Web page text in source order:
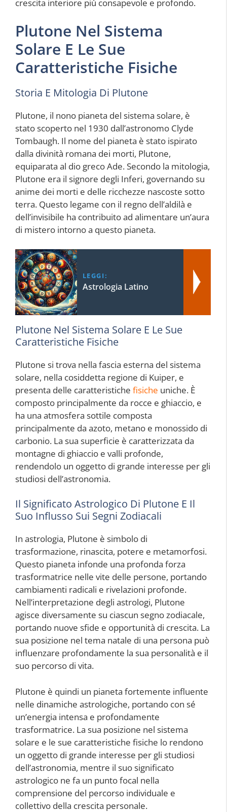
crescita interiore più consapevole e profondo.
Plutone Nel Sistema
Solare E Le Sue
Caratteristiche Fisiche
Storia E Mitologia Di Plutone
Plutone, il nono pianeta del sistema solare, è
stato scoperto nel 1930 dall’astronomo Clyde
Tombaugh. Il nome del pianeta è stato ispirato
dalla divinità romana dei morti, Plutone,
equiparata al dio greco Ade. Secondo la mitologia,
Plutone era il signore degli Inferi, governando su
anime dei morti e delle ricchezze nascoste sotto
terra. Questo legame con il regno dell’aldilà e
dell’invisibile ha contribuito ad alimentare un’aura
di mistero intorno a questo pianeta.
LEGGI:
Astrologia Latino
Plutone Nel Sistema Solare E Le Sue
Caratteristiche Fisiche
Plutone si trova nella fascia esterna del sistema
solare, nella cosiddetta regione di Kuiper, e
presenta delle caratteristiche fisiche uniche. È
composto principalmente da rocce e ghiaccio, e
ha una atmosfera sottile composta
principalmente da azoto, metano e monossido di
carbonio. La sua superficie è caratterizzata da
montagne di ghiaccio e valli profonde,
rendendolo un oggetto di grande interesse per gli
studiosi dell’astronomia.
Il Significato Astrologico Di Plutone E Il
Suo Influsso Sui Segni Zodiacali
In astrologia, Plutone è simbolo di
trasformazione, rinascita, potere e metamorfosi.
Questo pianeta infonde una profonda forza
trasformatrice nelle vite delle persone, portando
cambiamenti radicali e rivelazioni profonde.
Nell’interpretazione degli astrologi, Plutone
agisce diversamente su ciascun segno zodiacale,
portando nuove sfide e opportunità di crescita. La
sua posizione nel tema natale di una persona può
influenzare profondamente la sua personalità e il
suo percorso di vita.
Plutone è quindi un pianeta fortemente influente
nelle dinamiche astrologiche, portando con sé
un’energia intensa e profondamente
trasformatrice. La sua posizione nel sistema
solare e le sue caratteristiche fisiche lo rendono
un oggetto di grande interesse per gli studiosi
dell’astronomia, mentre il suo significato
astrologico ne fa un punto focal nella
comprensione del percorso individuale e
collettivo della crescita personale.